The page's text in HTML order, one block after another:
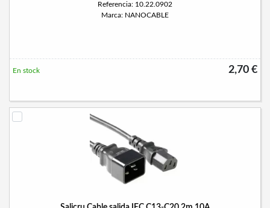
Referencia: 10.22.0902
Marca: NANOCABLE
2,70 €
En stock